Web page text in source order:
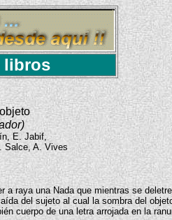
libros
E. Jabif,
Salce, A. Vives
raya una Nada que mientras se
del sujeto al cual la sombra del
cuerpo de una letra arrojada en la